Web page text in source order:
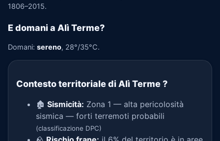
1806–2015.
E domani a Alì Terme?
Domani: sereno, 28°/35°C.
Contesto territoriale di Alì Terme?
🏚️ Sismicità: Zona 1 — alta pericolosità
sismica — forti terremoti probabili
(classificazione DPC)